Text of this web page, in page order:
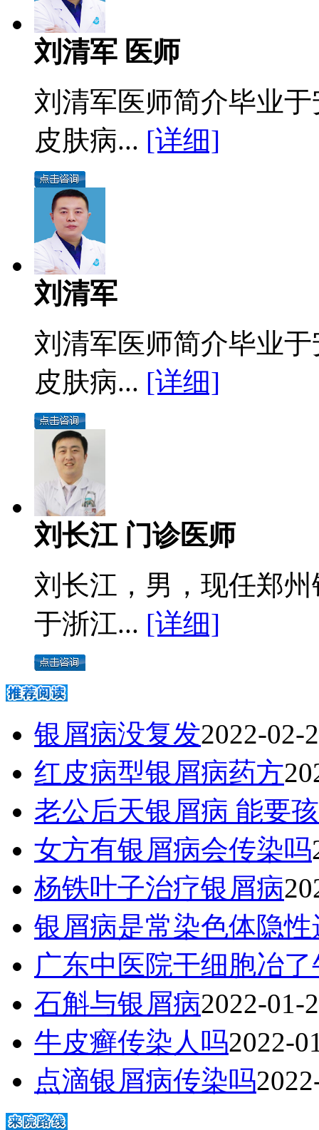
刘清军 医师
刘清军医师简介毕业
皮肤病... [详细]
刘清军
刘清军医师简介毕业
皮肤病... [详细]
刘长江 门诊医师
刘长江，男，现任郑
于浙江... [详细]
银屑病没复发2022-02-
红皮病型银屑病药方
老公后天银屑病 能要
女方有银屑病会传染吗
杨铁叶子治疗银屑病
银屑病是常染色体隐性
广东中医院干细胞冶
石斛与银屑病2022-01-
牛皮癣传染人吗2022-
点滴银屑病传染吗